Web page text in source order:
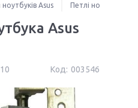
Asus Петлі ноутбука
Asus
Код: 003546